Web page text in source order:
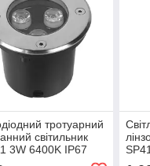
тротуарний
світильник
3W 6400K IP67